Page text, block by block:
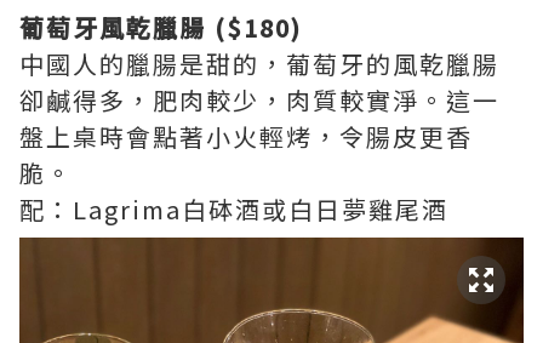
葡萄牙風乾臘腸 ($180)
中國人的臘腸是甜的，葡萄牙的風乾臘腸
卻鹹得多，肥肉較少，肉質較實淨。這一
盤上桌時會點著小火輕烤，令腸皮更香
脆。
配：Lagrima白砵酒或白日夢雞尾酒